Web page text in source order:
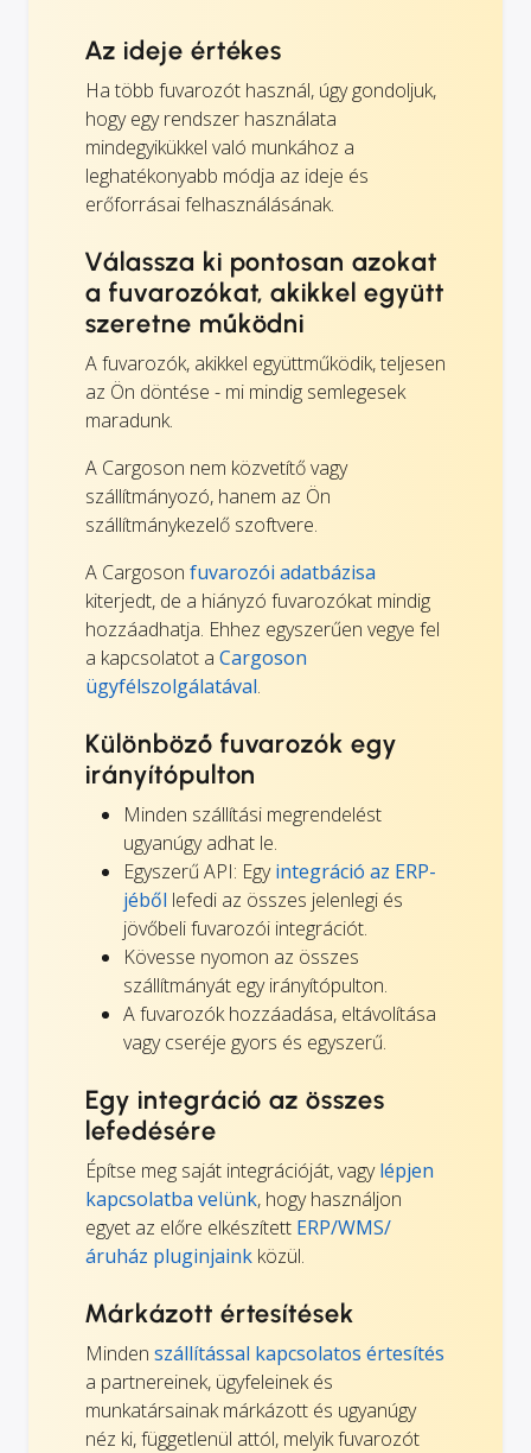
Az ideje értékes
Ha több fuvarozót használ, úgy gondoljuk,
hogy egy rendszer használata
mindegyikükkel való munkához a
leghatékonyabb módja az ideje és
erőforrásai felhasználásának.
Válassza ki pontosan azokat
a fuvarozókat, akikkel együtt
szeretne működni
A fuvarozók, akikkel együttműködik, teljesen
az Ön döntése - mi mindig semlegesek
maradunk.
A Cargoson nem közvetítő vagy
szállítmányozó, hanem az Ön
szállítmánykezelő szoftvere.
A Cargoson fuvarozói adatbázisa
kiterjedt, de a hiányzó fuvarozókat mindig
hozzáadhatja. Ehhez egyszerűen vegye fel
a kapcsolatot a Cargoson
ügyfélszolgálatával.
Különböző fuvarozók egy
irányítópulton
Minden szállítási megrendelést
ugyanúgy adhat le.
Egyszerű API: Egyintegráció az ERP-
jéből lefedi az összes jelenlegi és
jövőbeli fuvarozói integrációt.
Kövesse nyomon az összes
szállítmányát egy irányítópulton.
A fuvarozók hozzáadása, eltávolítása
vagy cseréje gyors és egyszerű.
Egy integráció az összes
lefedésére
Építse meg saját integrációját, vagylépjen
kapcsolatba velünk, hogy használjon
egyet az előre elkészített ERP/WMS/
áruház pluginjaink közül.
Márkázott értesítések
Minden szállítással kapcsolatos értesítés
a partnereinek, ügyfeleinek és
munkatársainak márkázott és ugyanúgy
néz ki, függetlenül attól, melyik fuvarozót